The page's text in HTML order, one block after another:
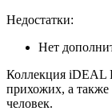
Недостатки:
Нет
Коллекция iDEAL
прихожих, а также
человек.